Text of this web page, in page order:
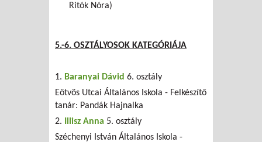
Ritók Nóra)
5.-6. OSZTÁLYOSOK KATEGÓRIÁJA
1. Baranyai Dávid 6. osztály
Eötvös Utcai Általános Iskola - Felkészítő
tanár: Pandák Hajnalka
2.
Illisz Anna 5. osztály
Széchenyi István Általános Iskola -